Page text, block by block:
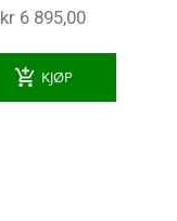
kr 6 895,00
add_shopping_cart KJØP